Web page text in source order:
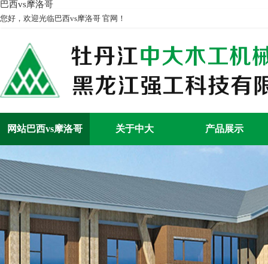
巴西vs摩洛哥
您好，欢迎光临巴西vs摩洛哥 官网！
网站巴西vs摩洛哥 关于中大 产品展示